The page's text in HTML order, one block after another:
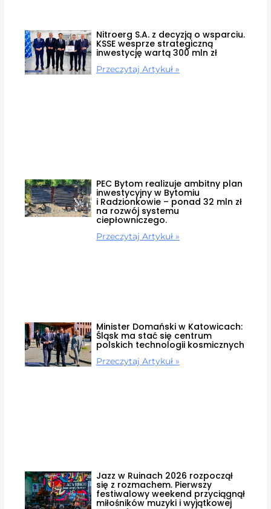
Nitroerg S.A. z decyzją o wsparciu.
KSSE wesprze strategiczną
inwestycję wartą 300 mln zł
Przeczytaj Artykuł »
PEC Bytom realizuje ambitny plan
inwestycyjny w Bytomiu
i Radzionkowie – ponad 32 mln zł
na rozwój systemu
ciepłowniczego.
Przeczytaj Artykuł »
Minister Domański w Katowicach:
Śląsk ma stać się centrum
polskich technologii kosmicznych
Przeczytaj Artykuł »
Jazz w Ruinach 2026 rozpoczął
się z rozmachem. Pierwszy
festiwalowy weekend przyciągnął
miłośników muzyki i wyjątkowej